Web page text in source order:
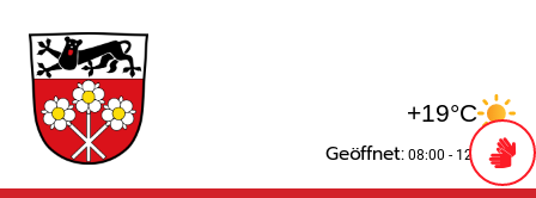
Inhalt
springen
+19°C
Geöffnet: 08:00 - 12:00 Uhr